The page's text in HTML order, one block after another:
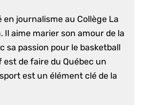
en journalisme au Collège La
Il aime marier son amour de la
sa passion pour le basketball
de faire du Québec un
est un élément clé de la